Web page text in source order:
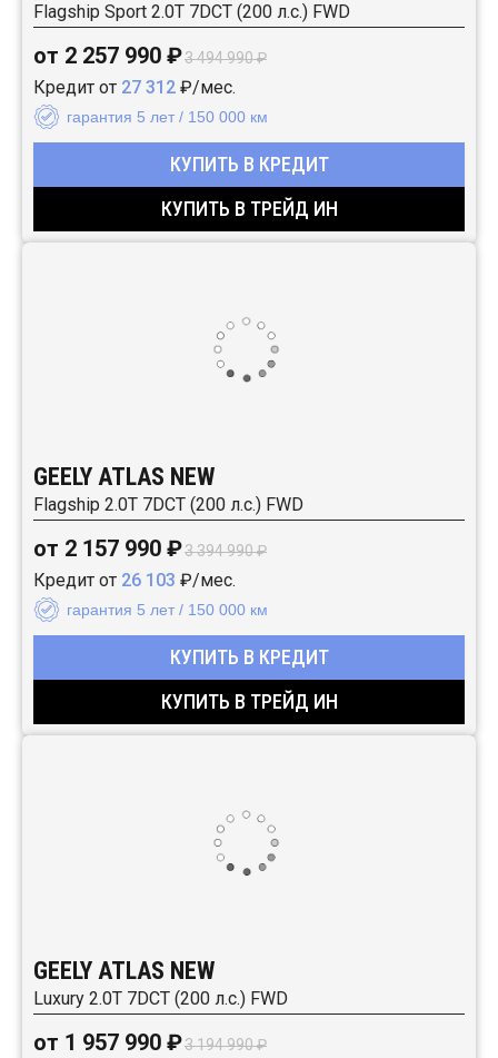
Flagship Sport 2.0T 7DCT (200 л.с.) FWD
от 2 257 990 ₽3 494 990 ₽
Кредит от 27 312 ₽/мес.
гарантия 5 лет / 150 000 км
КУПИТЬ В КРЕДИТ
КУПИТЬ В ТРЕЙД ИН
GEELY ATLAS NEW
Flagship 2.0T 7DCT (200 л.с.) FWD
от 2 157 990 ₽3 394 990 ₽
Кредит от 26 103 ₽/мес.
гарантия 5 лет / 150 000 км
КУПИТЬ В КРЕДИТ
КУПИТЬ В ТРЕЙД ИН
GEELY ATLAS NEW
Luxury 2.0T 7DCT (200 л.с.) FWD
от 1 957 990 ₽3 194 990 ₽